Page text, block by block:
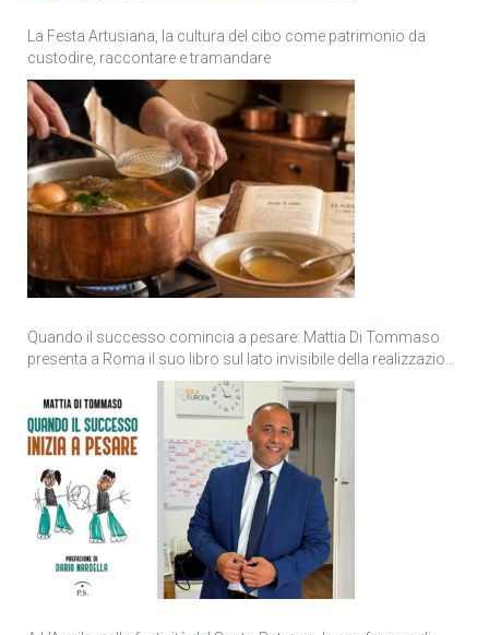
La Festa Artusiana, la cultura del cibo come patrimonio da
custodire, raccontare e tramandare
Quando il successo comincia a pesare: Mattia Di Tommaso
presenta a Roma il suo libro sul lato invisibile della realizzazione